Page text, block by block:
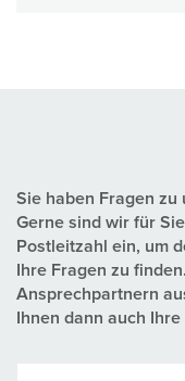
Sie haben Fragen zu
Gerne sind wir für
Postleitzahl ein, um
Ihre Fragen zu
Ansprechpartnern
Ihnen dann auch